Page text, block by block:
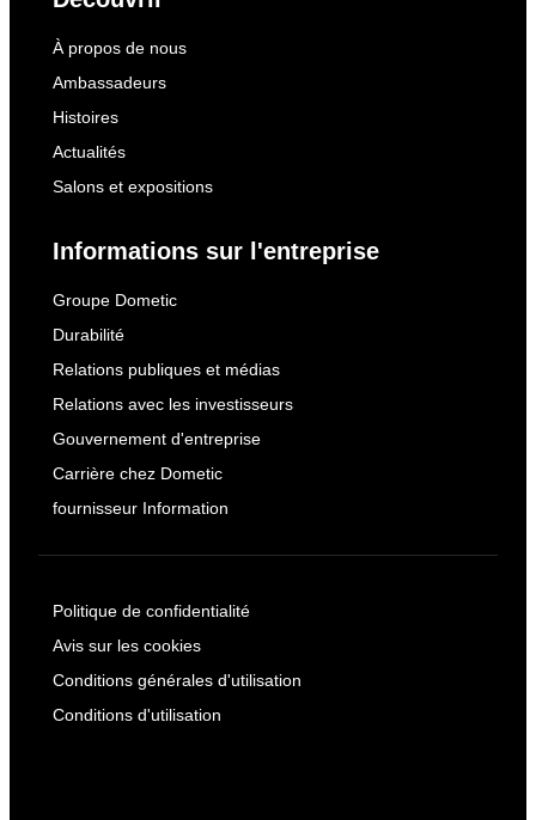
À propos de nous
Ambassadeurs
Histoires
Actualités
Salons et expositions
Informations sur l'entreprise
Groupe Dometic
Durabilité
Relations publiques et médias
Relations avec les investisseurs
Gouvernement d'entreprise
Carrière chez Dometic
fournisseur Information
Politique de confidentialité
Avis sur les cookies
Conditions générales d'utilisation
Conditions d'utilisation